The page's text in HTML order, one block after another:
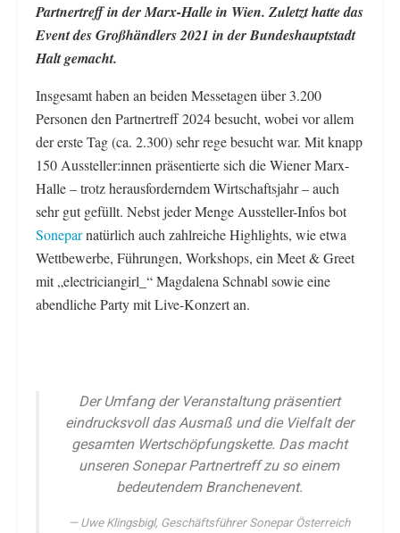
Partnertreff in der Marx-Halle in Wien. Zuletzt hatte das
Event des Großhändlers 2021 in der Bundeshauptstadt
Halt gemacht.
Insgesamt haben an beiden Messetagen über 3.200
Personen den Partnertreff 2024 besucht, wobei vor allem
der erste Tag (ca. 2.300) sehr rege besucht war. Mit knapp
150 Aussteller:innen präsentierte sich die Wiener Marx-
Halle – trotz herausforderndem Wirtschaftsjahr – auch
sehr gut gefüllt. Nebst jeder Menge Aussteller-Infos bot
Soneparnatürlich auch zahlreiche Highlights, wie etwa
Wettbewerbe, Führungen, Workshops, ein Meet & Greet
mit „electriciangirl_“ Magdalena Schnabl sowie eine
abendliche Party mit Live-Konzert an.
Der Umfang der Veranstaltung präsentiert
eindrucksvoll das Ausmaß und die Vielfalt der
gesamten Wertschöpfungskette. Das macht
unseren Sonepar Partnertreff zu so einem
bedeutendem Branchenevent.
Uwe Klingsbigl, Geschäftsführer Sonepar Österreich